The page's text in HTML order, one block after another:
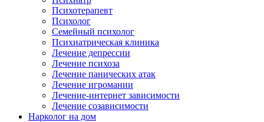
Психотерапевт
Психолог
Семейный психолог
Психиатрическая клиника
Лечение депрессии
Лечение психоза
Лечение панических атак
Лечение игромании
Лечение-интернет зависимости
Лечение созависимости
Нарколог на дом